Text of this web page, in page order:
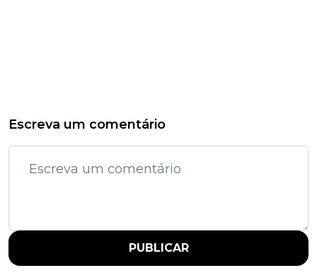
Escreva um comentário
PUBLICAR